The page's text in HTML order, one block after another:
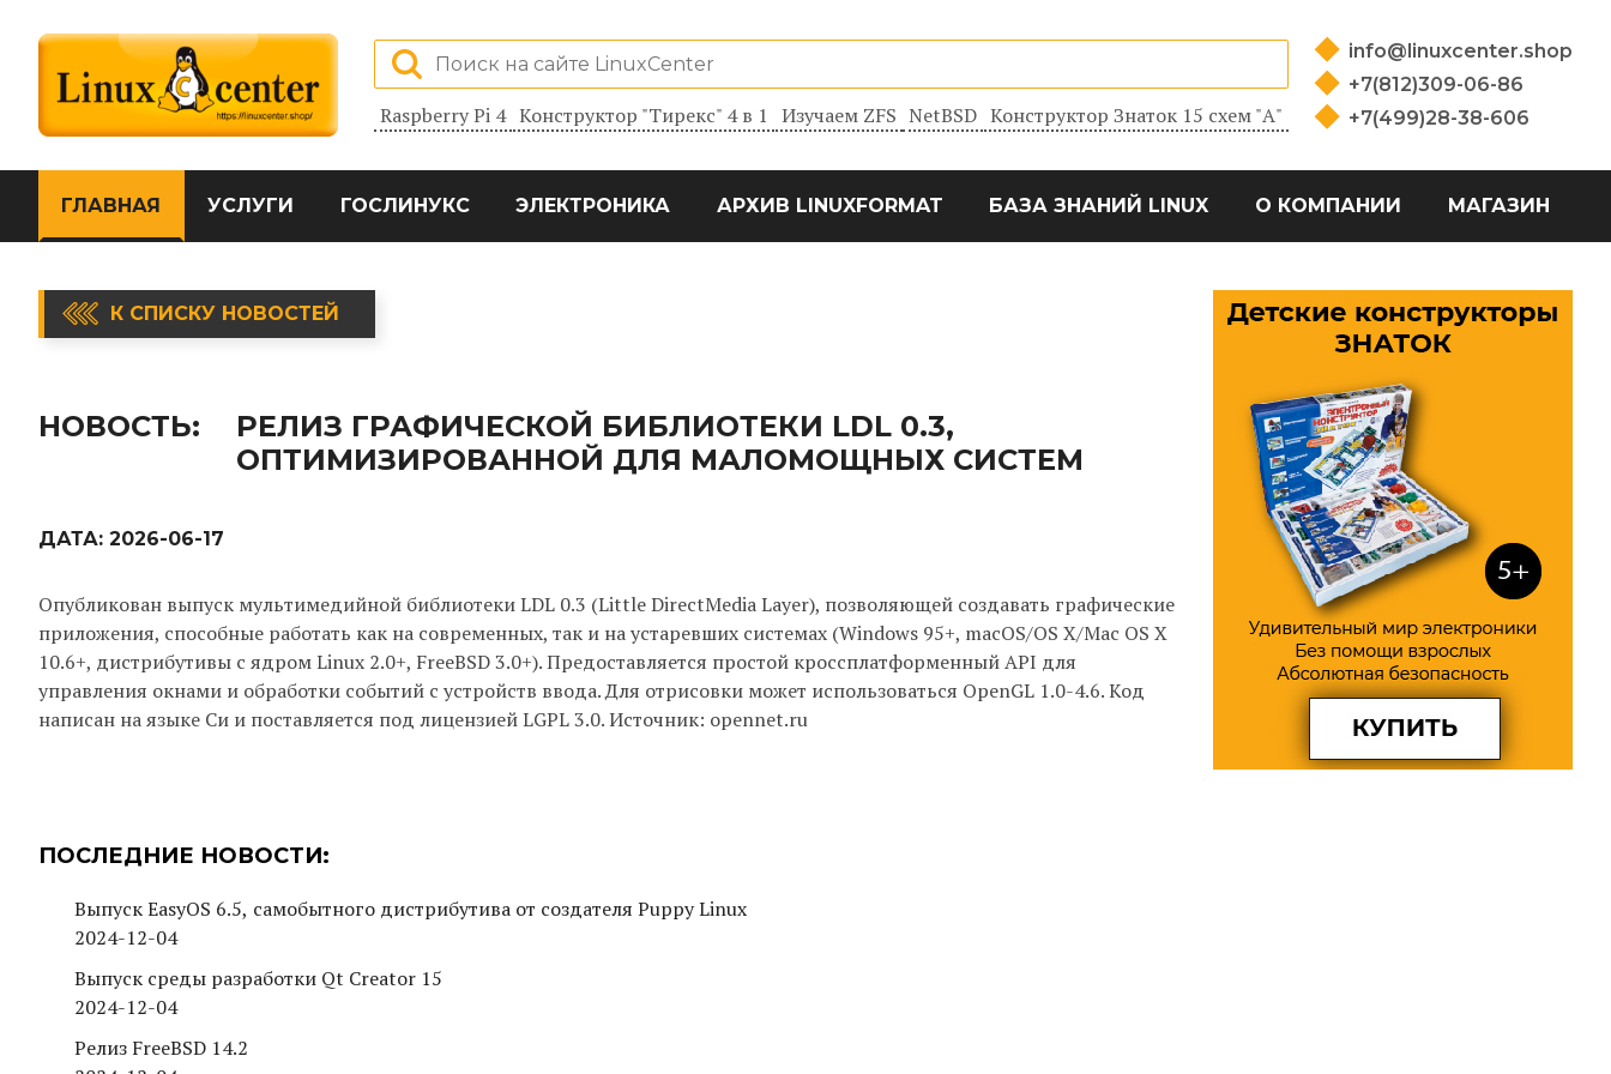
Raspberry Pi 4 Конструктор "Тирекс" 4 в 1 Изучаем ZFS NetBSD Конструктор Знаток 15 схем "А"
info@linuxcenter.shop
+7(812)309-06-86
+7(499)28-38-606
ГЛАВНАЯ УСЛУГИ ГОСЛИНУКС ЭЛЕКТРОНИКА АРХИВ LINUXFORMAT БАЗА ЗНАНИЙ LINUX О КОМПАНИИ МАГАЗИН
К СПИСКУ НОВОСТЕЙ
НОВОСТЬ:
РЕЛИЗ ГРАФИЧЕСКОЙ БИБЛИОТЕКИ LDL 0.3,
ОПТИМИЗИРОВАННОЙ ДЛЯ МАЛОМОЩНЫХ СИСТЕМ
ДАТА: 2026-06-17
Опубликован выпуск мультимедийной библиотеки LDL 0.3 (Little DirectMedia Layer), позволяющей создавать графические
приложения, способные работать как на современных, так и на устаревших системах (Windows 95+, macOS/OS X/Mac OS X
10.6+, дистрибутивы с ядром Linux 2.0+, FreeBSD 3.0+). Предоставляется простой кроссплатформенный API для
управления окнами и обработки событий с устройств ввода. Для отрисовки может использоваться OpenGL 1.0-4.6. Код
написан на языке Си и поставляется под лицензией LGPL 3.0. Источник: opennet.ru
ПОСЛЕДНИЕ НОВОСТИ:
Выпуск EasyOS 6.5, самобытного дистрибутива от создателя Puppy Linux
2024-12-04
Выпуск среды разработки Qt Creator 15
2024-12-04
Релиз FreeBSD 14.2